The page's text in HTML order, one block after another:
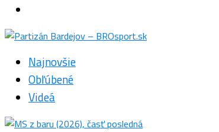
Najnovšie
Obľúbené
Videá